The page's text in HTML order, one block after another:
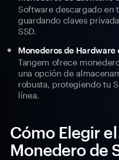
Software descargado en
guardando claves
SSD.
Monederos de Hardware
Tangem ofrece
una opción de
robusta, protegiendo tu
línea.
Cómo Elegir
Monedero de